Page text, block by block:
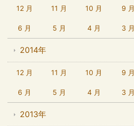
12 月 11 月 10 月 9 月
6 月 5 月 4 月 3 月
2014年
12 月 11 月 10 月 9 月
6 月 5 月 4 月 3 月
2013年